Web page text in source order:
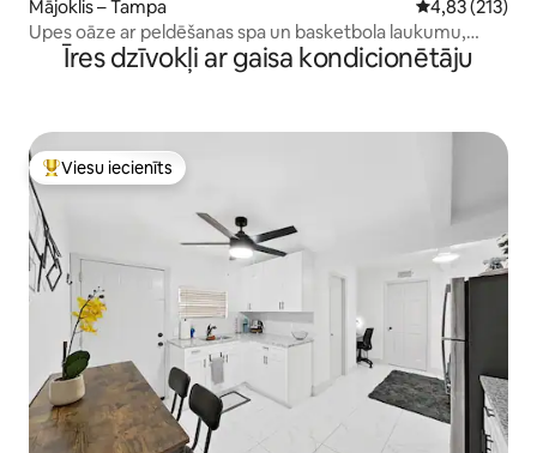
Mājoklis – Tampa Vidējais
4,83 (213)
Upes oāze ar peldēšanas spa un basketbola laukumu,
pastaigas attālumā no zooloģiskā dārza
Īres dzīvokļi ar gaisa kondicionētāju
Populārs viesu iecienīts mājoklis
Viesu iecienīts